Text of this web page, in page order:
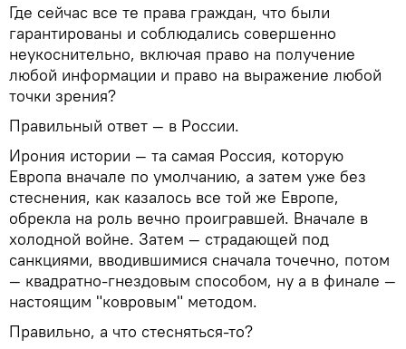
Где сейчас все те права граждан, что были
гарантированы и соблюдались совершенно
неукоснительно, включая право на получение
любой информации и право на выражение любой
точки зрения?
Правильный ответ — в России.
Ирония истории — та самая Россия, которую
Европа вначале по умолчанию, а затем уже без
стеснения, как казалось все той же Европе,
обрекла на роль вечно проигравшей. Вначале в
холодной войне. Затем — страдающей под
санкциями, вводившимися сначала точечно, потом
— квадратно-гнездовым способом, ну а в финале —
настоящим "ковровым" методом.
Правильно, а что стесняться-то?